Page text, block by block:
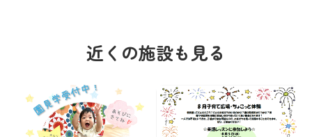
近くの施設も見る